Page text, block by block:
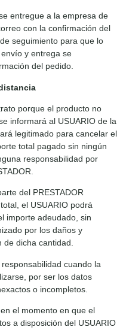
entregue a la empresa de
con la confirmación del
seguimiento para que lo
y entrega se
del pedido.
porque el producto no
informará al USUARIO de la
legitimado para cancelar el
total pagado sin ningún
responsabilidad por
del PRESTADOR
el USUARIO podrá
importe adeudado, sin
por los daños y
de dicha cantidad.
cuando la
por ser los datos
o incompletos.
el momento en que el
a disposición del USUARIO